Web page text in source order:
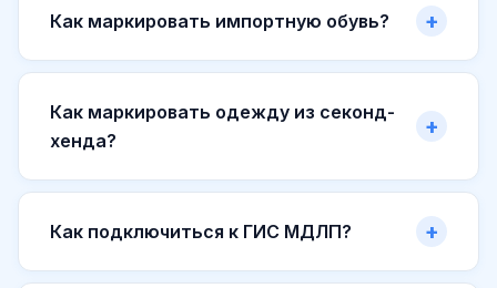
Как маркировать импортную обувь?
Как маркировать одежду из секонд-
хенда?
Как подключиться к ГИС МДЛП?